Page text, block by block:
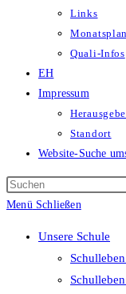
Links
Quali-Infos
EH
Impressum
Standort
Website-Suche
Menü Schließen
Unsere Schule